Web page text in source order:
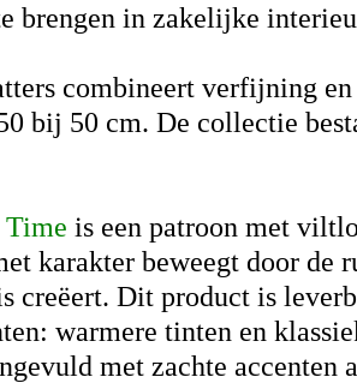
brengen in zakelijke
combineert verfijning
bij 50 cm. De collectie
Time is een patroon met
karakter beweegt door de
creëert. Dit product is
warmere tinten en
met zachte accenten